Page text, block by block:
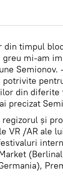
din timpul
mi-am
din diferite
precizat
și
VR /AR ale